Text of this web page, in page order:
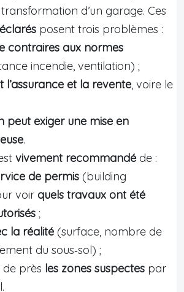
d’un garage. Ces
posent trois problèmes :
contraires aux normes
incendie, ventilation) ;
l’assurance et la revente, voire le
peut exiger une mise en
.
vivement recommandé de :
de permis (building
voir quels travaux ont été
;
la réalité (surface, nombre de
du sous‑sol) ;
près les zones suspectes par